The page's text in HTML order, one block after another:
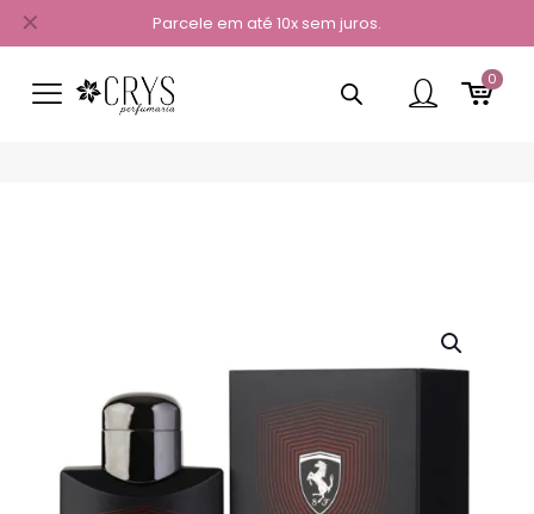
Parcele em até 10x sem juros.
✕
0